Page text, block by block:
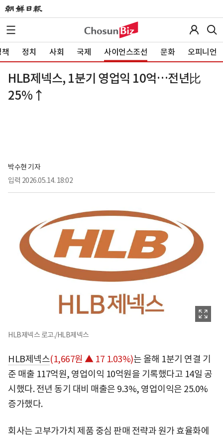
정치 사회 국제 사이언스조선 문화 오피니언
HLB제넥스, 1분기 영업익 10억…전년比
25%↑
박수현 기자
입력 2026.05.14. 18:02
HLB제넥스 로고./HLB제넥스
HLB제넥스(1,667원 ▲ 17 1.03%)는 올해 1분기 연결 기
준 매출 117억원, 영업이익 10억원을 기록했다고 14일 공
시했다. 전년 동기 대비 매출은 9.3%, 영업이익은 25.0%
증가했다.
회사는 고부가가치 제품 중심 판매 전략과 원가 효율화에